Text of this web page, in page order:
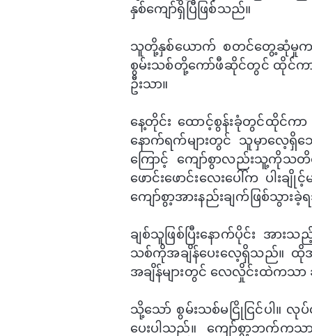
နှစ်​ကျော်ရှိပြီဖြစ်သည်။
သူတို့နှစ်​ယောက် ​စတင်​တွေ့ဆုံမှုကလ
စွမ်းသစ်တို့​ကော်ဖီဆိုင်တွင် ထိုင်က
ဦးသာ။
နေ့တိုင်း ​ထောင့်စွန်းခုံတွင်ထိုင်
နောက်ရက်များတွင် သူမှာ​လေ့
ကြောင့် ​ကျော်စွာလည်းသူ့ကိုသတိ
ဖောင်း​ဖောင်း​လေး​ပေါ်က ပါးချို
ကျော်စွာ့အားနည်းချက်ဖြစ်သွာ
ချစ်သူဖြစ်ပြီး​နောက်ပိုင်း အားသ
သစ်ကိုအချိန်​ပေး​လေ့ရှိသည်။ ထိုအ
အချိန်များတွင် ​လေလှိုင်းထဲက
သို့​သော် စွမ်းသစ်မငြိုငြင်ပါ။
ပေးပါသည်။ ​ကျော်စွာ့ဘက်ကသာ